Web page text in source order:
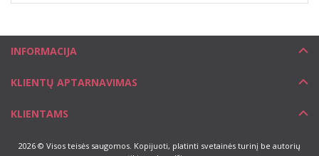
INFORMACIJA
KLIENTŲ APTARNAVIMAS
KLIENTAMS
2026 © Visos teisės saugomos. Kopijuoti, platinti svetainės turinį be autorių